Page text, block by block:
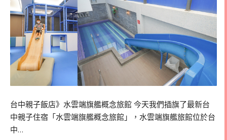
台中親子飯店》水雲端旗艦概念旅館 今天我們插旗了最新台
中親子住宿「水雲端旗艦概念旅館」，水雲端旗艦旅館位於台
中…